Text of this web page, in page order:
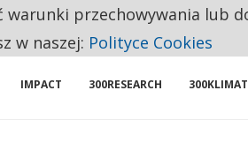
MOŻE SIĘ NIE OPŁACAĆ
IMPACT 300RESEARCH 300KLIMAT
warunki przechowywania lub
w naszej: Polityce Cookies